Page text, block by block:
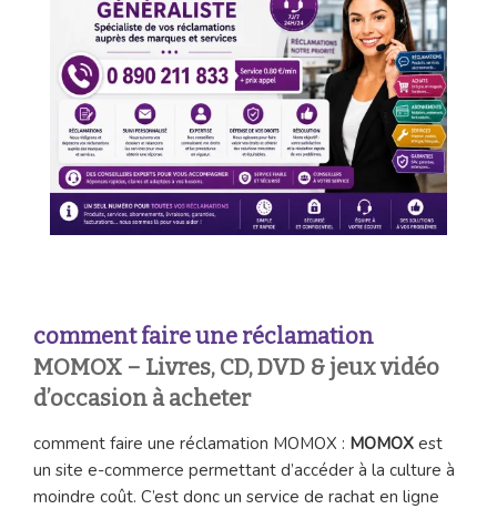
comment faire une réclamation
MOMOX – Livres, CD, DVD & jeux vidéo
d’occasion à acheter
comment faire une réclamation MOMOX : MOMOX est
un site e-commerce permettant d’accéder à la culture à
moindre coût. C’est donc un service de rachat en ligne